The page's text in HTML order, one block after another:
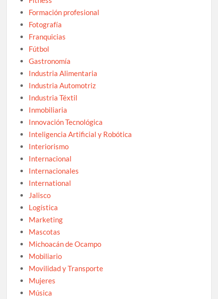
Formación profesional
Fotografía
Franquicias
Fútbol
Gastronomía
Industria Alimentaria
Industria Automotriz
Industria Téxtil
Inmobiliaria
Innovación Tecnológica
Inteligencia Artificial y Robótica
Interiorismo
Internacional
Internacionales
International
Jalisco
Logística
Marketing
Mascotas
Michoacán de Ocampo
Mobiliario
Movilidad y Transporte
Mujeres
Música